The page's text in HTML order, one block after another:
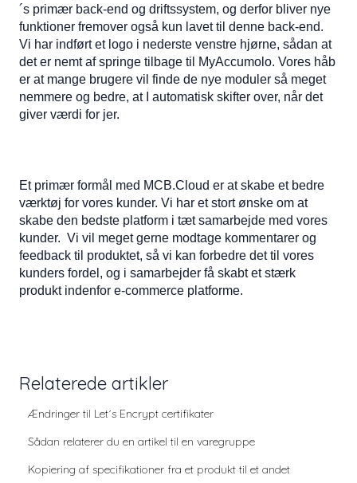
´s primær back-end og driftssystem, og derfor bliver nye
funktioner fremover også kun lavet til denne back-end.
Vi har indført et logo i nederste venstre hjørne, sådan at
det er nemt af springe tilbage til MyAccumolo. Vores håb
er at mange brugere vil finde de nye moduler så meget
nemmere og bedre, at I automatisk skifter over, når det
giver værdi for jer.
Et primær formål med MCB.Cloud er at skabe et bedre
værktøj for vores kunder. Vi har et stort ønske om at
skabe den bedste platform i tæt samarbejde med vores
kunder. Vi vil meget gerne modtage kommentarer og
feedback til produktet, så vi kan forbedre det til vores
kunders fordel, og i samarbejder få skabt et stærk
produkt indenfor e-commerce platforme.
Relaterede artikler
Ændringer til Let´s Encrypt certifikater
Sådan relaterer du en artikel til en varegruppe
Kopiering af specifikationer fra et produkt til et andet